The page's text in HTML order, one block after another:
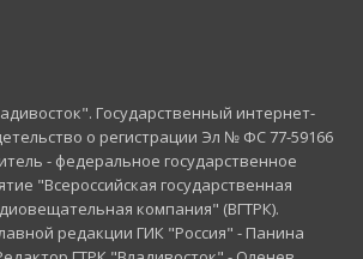
Государственный интернет-
о регистрации Эл № ФС 77-59166
- федеральное государственное
"Всероссийская государственная
компания" (ВГТРК).
редакции ГИК "Россия" - Панина